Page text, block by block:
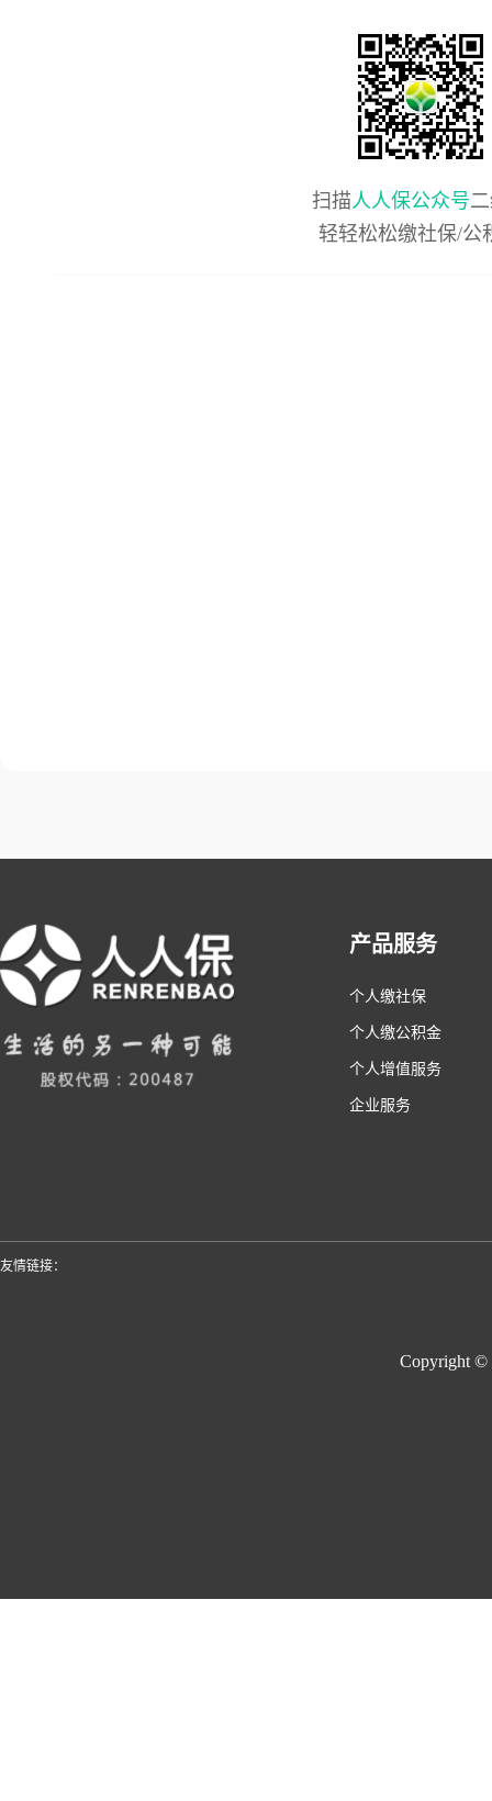
扫描人人保公众号
轻轻松松缴社保/公
产品服务
个人缴社保
个人缴公积金
个人增值服务
企业服务
友情链接：
Copyright ©